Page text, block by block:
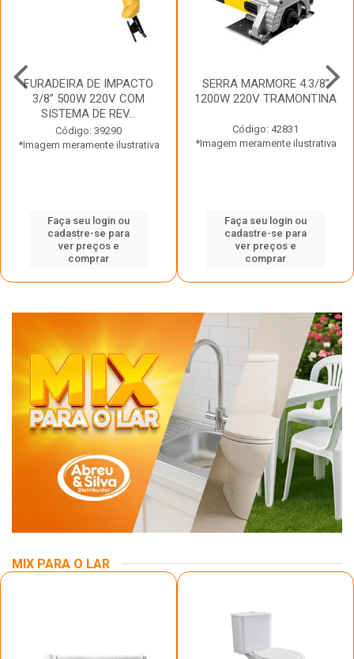
FURADEIRA DE IMPACTO
3/8” 500W 220V COM
SISTEMA DE REV...
Código: 39290
*Imagem meramente ilustrativa
Faça seu login ou
cadastre-se para
ver preços e
comprar
SERRA MARMORE 4.3/8”
1200W 220V TRAMONTINA
Código: 42831
*Imagem meramente ilustrativa
Faça seu login ou
cadastre-se para
ver preços e
comprar
MIX PARA O LAR